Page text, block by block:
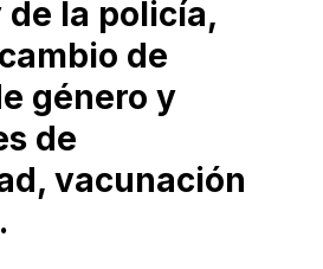
de la policía,
de
género y
de
vacunación